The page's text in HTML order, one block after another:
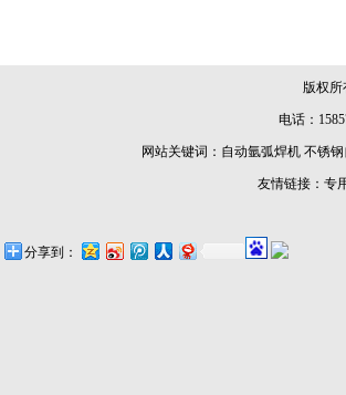
版权
电话：
网站关键词： 自动氩弧焊机 不锈
友情链接：专
分享到：